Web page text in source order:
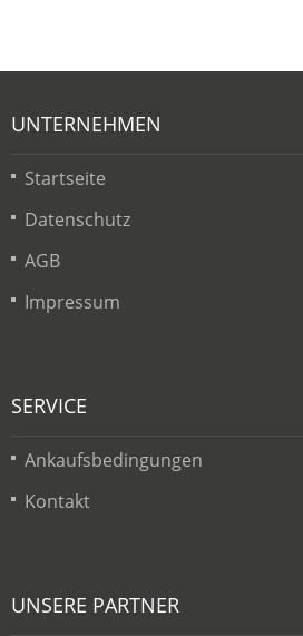
UNTERNEHMEN
Startseite
Datenschutz
AGB
Impressum
SERVICE
Ankaufsbedingungen
Kontakt
UNSERE PARTNER